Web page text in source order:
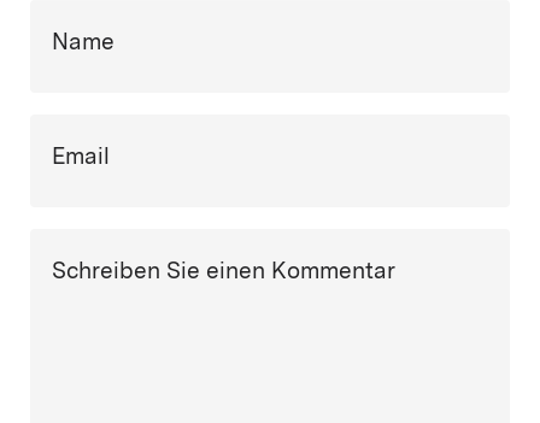
Name
Email
Schreiben Sie einen Kommentar